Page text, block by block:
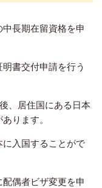
長期在留資格を申
書交付申請を行う
、居住国にある日本
ります。
入国することがで
偶者ビザ変更を申